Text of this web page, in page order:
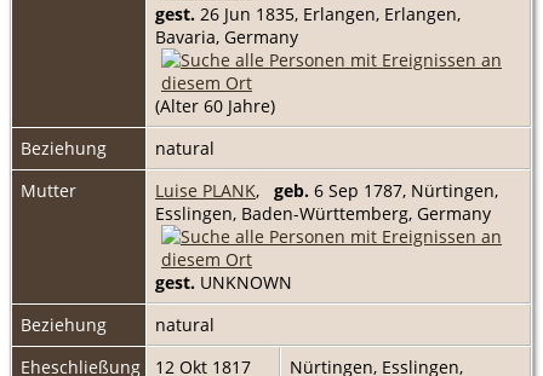
gest. 26 Jun 1835, Erlangen, Erlangen,
Bavaria, Germany
(Alter 60 Jahre)
Beziehung
natural
Mutter
Luise PLANK, geb. 6 Sep 1787, Nürtingen,
Esslingen, Baden-Württemberg, Germany
gest. UNKNOWN
Beziehung
natural
Eheschließung
12 Okt 1817
Nürtingen, Esslingen,